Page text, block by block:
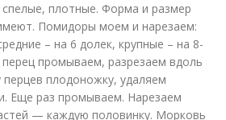
плотные. Форма и размер
Помидоры моем и нарезаем:
– на 6 долек, крупные – на 8-
перец промываем, разрезаем вдоль
плодоножку, удаляем
Еще раз промываем. Нарезаем
— каждую половинку. Морковь